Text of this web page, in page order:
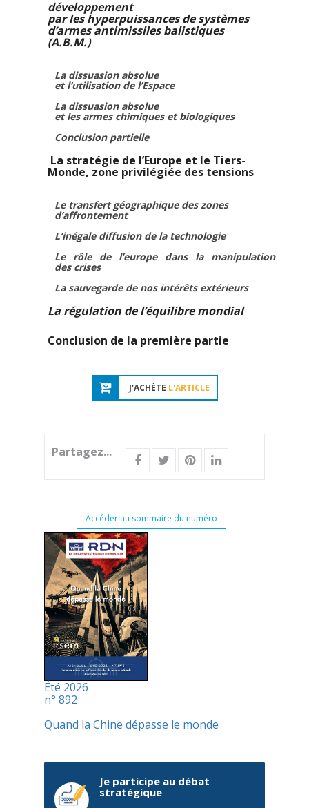
développement
par les hyperpuissances de systèmes
d’armes antimissiles balistiques
(A.B.M.)
La dissuasion absolue
et l’utilisation de l’Espace
La dissuasion absolue
et les armes chimiques et biologiques
Conclusion partielle
La stratégie de l’Europe et le Tiers-
Monde, zone privilégiée des tensions
Le transfert géographique des zones
d’affrontement
L’inégale diffusion de la technologie
Le rôle de l’europe dans la manipulation
des crises
La sauvegarde de nos intérêts extérieurs
La régulation de l’équilibre mondial
Conclusion de la première partie
J'ACHÈTE L'ARTICLE
Partagez...
Accéder au sommaire du numéro
Été 2026
n° 892
Quand la Chine dépasse le monde
Je participe au débat
stratégique